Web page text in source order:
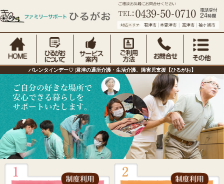
バレンタインデー♡ |君津の通所介護・生活介護、障害児支援【ひるがお】